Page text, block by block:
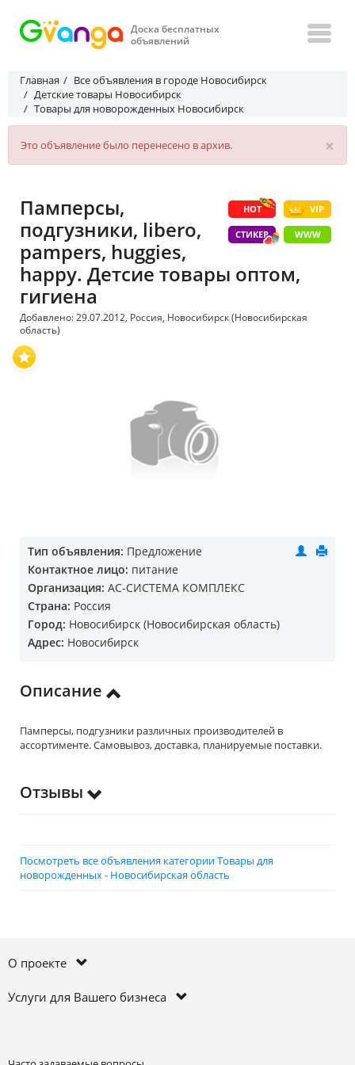
Доска бесплатных
объявлений
Главная
Все объявления в городе Новосибирск
Детские товары Новосибирск
Товары для новорожденных Новосибирск
×
Это объявление было перенесено в архив.
HOT VIP
СТИКЕР WWW
Памперсы,
подгузники, libero,
pampers, huggies,
happy. Детсие товары оптом,
гигиена
Добавлено: 29.07.2012, Россия, Новосибирск (Новосибирская
область)
Тип объявления: Предложение
Контактное лицо: питание
Организация: АС-СИСТЕМА КОМПЛЕКС
Страна: Россия
Город: Новосибирск (Новосибирская область)
Адрес: Новосибирск
Описание
Памперсы, подгузники различных производителей в
ассортименте. Самовывоз, доставка, планируемые поставки.
Отзывы
Посмотреть все объявления категории Товары для
новорожденных - Новосибирская область
О проекте
Услуги для Вашего бизнеса